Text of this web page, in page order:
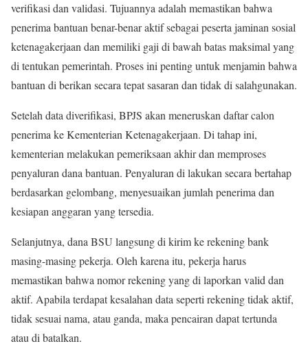
verifikasi dan validasi. Tujuannya adalah memastikan bahwa
penerima bantuan benar-benar aktif sebagai peserta jaminan sosial
ketenagakerjaan dan memiliki gaji di bawah batas maksimal yang
di tentukan pemerintah. Proses ini penting untuk menjamin bahwa
bantuan di berikan secara tepat sasaran dan tidak di salahgunakan.
Setelah data diverifikasi, BPJS akan meneruskan daftar calon
penerima ke Kementerian Ketenagakerjaan. Di tahap ini,
kementerian melakukan pemeriksaan akhir dan memproses
penyaluran dana bantuan. Penyaluran di lakukan secara bertahap
berdasarkan gelombang, menyesuaikan jumlah penerima dan
kesiapan anggaran yang tersedia.
Selanjutnya, dana BSU langsung di kirim ke rekening bank
masing-masing pekerja. Oleh karena itu, pekerja harus
memastikan bahwa nomor rekening yang di laporkan valid dan
aktif. Apabila terdapat kesalahan data seperti rekening tidak aktif,
tidak sesuai nama, atau ganda, maka pencairan dapat tertunda
atau di batalkan.